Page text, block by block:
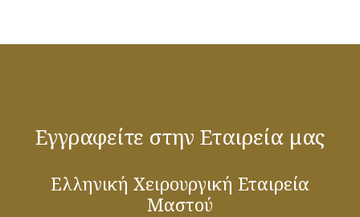
Εγγραφείτε στην Εταιρεία μας
Ελληνική Χειρουργική Εταιρεία
Μαστού